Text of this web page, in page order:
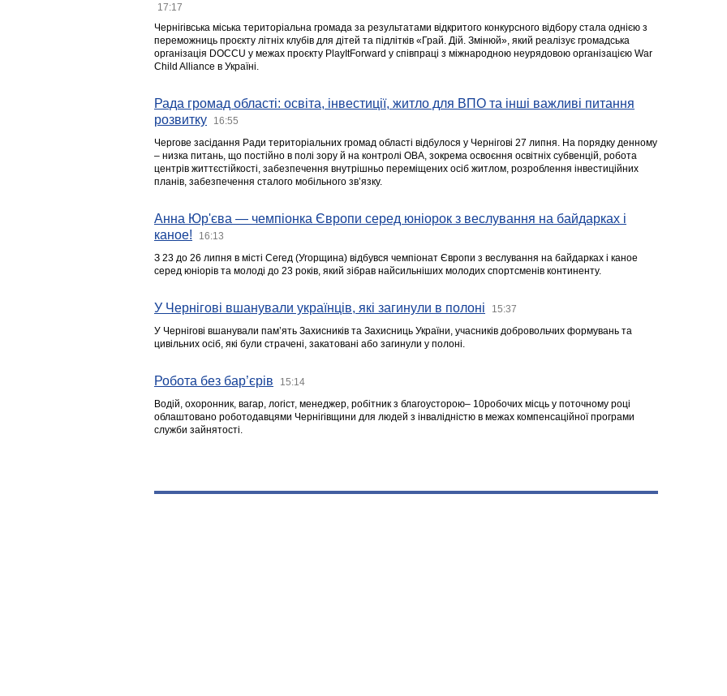
17:17
Чернігівська міська територіальна громада за результатами відкритого конкурсного відбору стала однією з
переможниць проєкту літніх клубів для дітей та підлітків «Грай. Дій. Змінюй», який реалізує громадська
організація DOCCU у межах проєкту PlayItForward у співпраці з міжнародною неурядовою організацією War
Child Alliance в Україні.
Рада громад області: освіта, інвестиції, житло для ВПО та інші важливі питання
розвитку
16:55
Чергове засідання Ради територіальних громад області відбулося у Чернігові 27 липня. На порядку денному
– низка питань, що постійно в полі зору й на контролі ОВА, зокрема освоєння освітніх субвенцій, робота
центрів життєстійкості, забезпечення внутрішньо переміщених осіб житлом, розроблення інвестиційних
планів, забезпечення сталого мобільного зв’язку.
Анна Юр'єва — чемпіонка Європи серед юніорок з веслування на байдарках і
каное!
16:13
З 23 до 26 липня в місті Сегед (Угорщина) відбувся чемпіонат Європи з веслування на байдарках і каное
серед юніорів та молоді до 23 років, який зібрав найсильніших молодих спортсменів континенту.
У Чернігові вшанували українців, які загинули в полоні 15:37
У Чернігові вшанували пам’ять Захисників та Захисниць України, учасників добровольчих формувань та
цивільних осіб, які були страчені, закатовані або загинули у полоні.
Робота без бар’єрів 15:14
Водій, охоронник, вагар, логіст, менеджер, робітник з благоусторою– 10робочих місць у поточному році
облаштовано роботодавцями Чернігівщини для людей з інвалідністю в межах компенсаційної програми
служби зайнятості.